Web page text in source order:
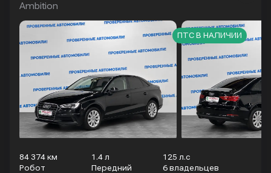
Ambition
84 374 км 1.4 л
125 л.с
Робот
Передний 6 владельцев
ПТС В НАЛИЧИИ